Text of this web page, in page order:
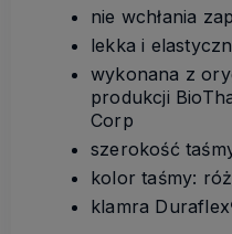
nie wchłania
lekka i
wykonana z
produkcji
Corp
szerokość
kolor taśmy:
klamra Duraflex